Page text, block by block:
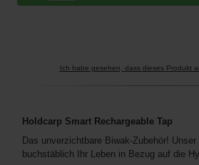
Ich habe gesehen, dass dieses Produkt
Holdcarp Smart Rechargeable Tap
Das unverzichtbare Biwak-Zubehör!
buchstäblich Ihr Leben in Bezug auf die